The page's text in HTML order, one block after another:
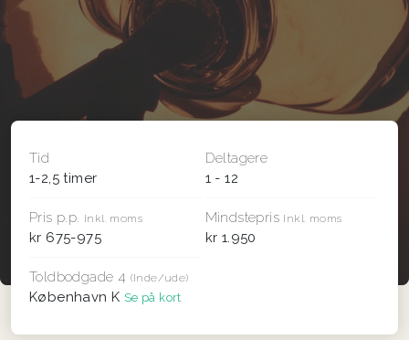
Tid
1-2,5 timer
Deltagere
1 - 12
Pris p.p. Inkl. moms
kr 675-975
Mindstepris Inkl. moms
kr 1.950
Toldbodgade 4 (Inde/ude)
København K Se på kort